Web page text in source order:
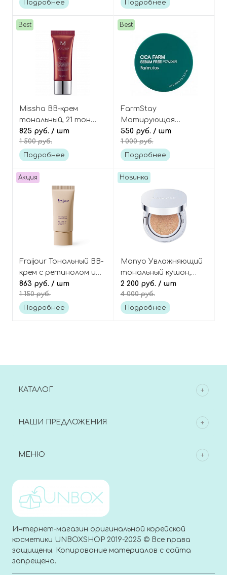
Подробнее
Подробнее
Best
Missha BB-крем
тональный, 21 тон
(мини), M Perfect Cover
B.B Cream mini
825 руб. / шт
1 500 руб.
Подробнее
Best
FarmStay
Матирующая
рассыпчатая пудра с
центеллой Cica Farm
Sebum Free Powder
550 руб. / шт
1 000 руб.
Подробнее
Акция
Fraijour Тональный BB-
крем с ретинолом и
коллагеном, Retin-
Collagen 3D Core
Blemish Balm SPF30
863 руб. / шт
1 150 руб.
Подробнее
Новинка
Manyo Увлажняющий
тональный кушон,
оттенок 02 Clear
Sleek, NOMERCY Sleek
Cushion SPF50+/PA+++
2 200 руб. / шт
4 000 руб.
Подробнее
КАТАЛОГ
НАШИ ПРЕДЛОЖЕНИЯ
МЕНЮ
Интернет-магазин оригинальной корейской
косметики UNBOXSHOP 2019-2025 © Все права
защищены. Копирование материалов с сайта
запрещено.